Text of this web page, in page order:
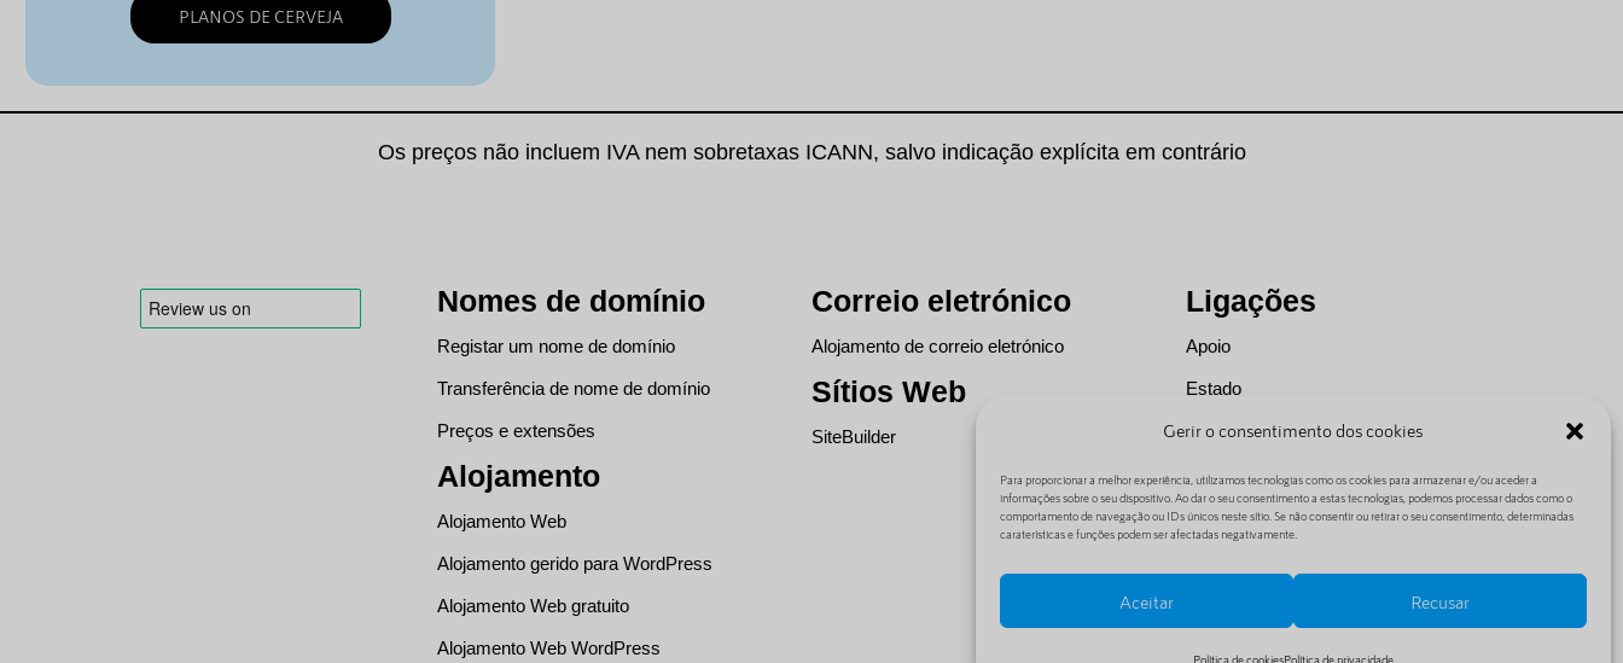
Gerir o consentimento dos cookies
Para proporcionar a melhor experiência, utilizamos tecnologias como os cookies para armazenar e/ou aceder a
informações sobre o seu dispositivo. Ao dar o seu consentimento a estas tecnologias, podemos processar dados como o
comportamento de navegação ou IDs únicos neste sítio. Se não consentir ou retirar o seu consentimento, determinadas
caraterísticas e funções podem ser afectadas negativamente.
Aceitar Recusar
Política de cookiesPolítica de privacidade
PLANOS DE CERVEJA
Os preços não incluem IVA nem sobretaxas ICANN, salvo indicação explícita em contrário
Nomes de domínio
Registar um nome de domínio
Transferência de nome de domínio
Preços e extensões
Alojamento
Alojamento Web
Alojamento gerido para WordPress
Alojamento Web gratuito
Alojamento Web WordPress
Correio eletrónico
Alojamento de correio eletrónico
Sítios Web
SiteBuilder
Ligações
Apoio
Estado
Notícias
Acordo de nível de serviço
Jurídico